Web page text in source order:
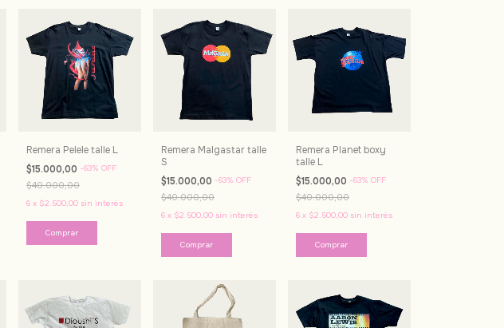
Remera Pelele talle L
$15.000,00 -63% OFF
$40.000,00
6 x $2.500,00 sin interés
Remera Malgastar talle
S
$15.000,00 -63% OFF
$40.000,00
6 x $2.500,00 sin interés
Remera Planet boxy
talle L
$15.000,00 -63% OFF
$40.000,00
6 x $2.500,00 sin interés